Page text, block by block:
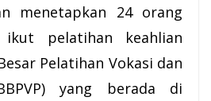
menetapkan 24 orang
pelatihan keahlian
Pelatihan Vokasi dan
yang berada di